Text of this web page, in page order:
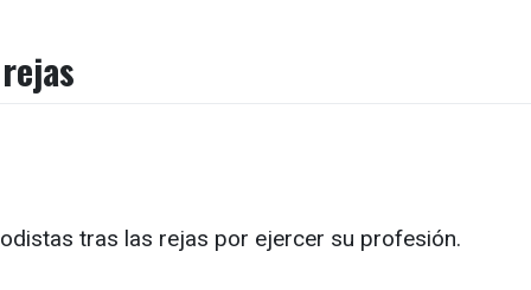
tras las rejas por ejercer su profesión.